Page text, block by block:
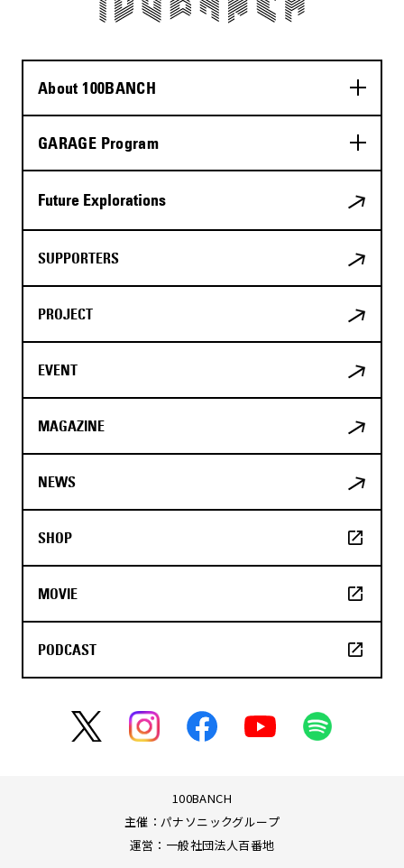
About 100BANCH
GARAGE Program
Future Explorations
SUPPORTERS
PROJECT
EVENT
MAGAZINE
NEWS
SHOP
MOVIE
PODCAST
100BANCH
主催：パナソニックグループ
運営：一般社団法人百番地